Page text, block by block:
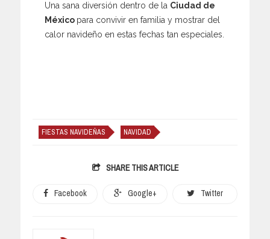
Una sana diversión dentro de la Ciudad de
México para convivir en familia y mostrar del
calor navideño en estas fechas tan especiales.
FIESTAS NAVIDEÑAS NAVIDAD
SHARE THIS ARTICLE
Facebook Google+ Twitter